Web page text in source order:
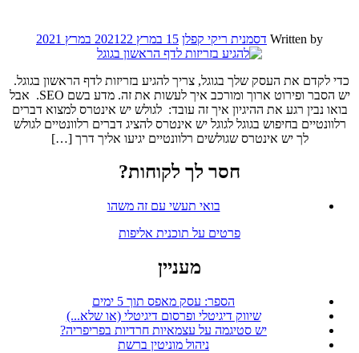
Written by דסמנית ריקי קפלן 15 במרץ 2021 22 במרץ 2021
כדי לקדם את העסק שלך בגוגל, צריך להגיע בזריזות לדף הראשון בגוגל.
יש הסבר ופירוט ארוך ומורכב איך לעשות את זה. מדע בשם SEO. אבל
בואו נבין רגע את ההיגיון איך זה עובד: לגולש יש אינטרס למצוא דברים
רלוונטיים בחיפוש בגוגל לגוגל יש אינטרס להציג דברים רלוונטיים לגולש
לך יש אינטרס שגולשים רלוונטיים יגיעו אליך דרך […]
חסר לך לקוחות?
בואי תעשי עם זה משהו
פרטים על תוכנית אליפות
מעניין
הספר: עסק מאפס תוך 5 ימים
שיווק דיגיטלי ופרסום דיגיטלי (או שלא...)
יש סטיגמה על עצמאיות חרדיות בפריפריה?
ניהול מוניטין ברשת